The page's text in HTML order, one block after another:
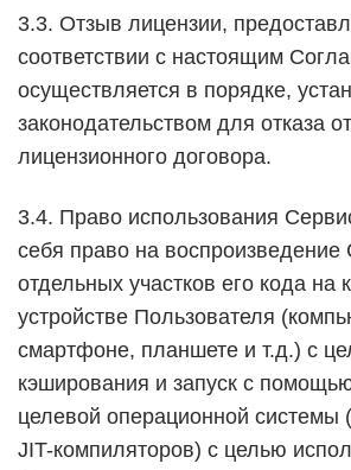
3.3. Отзыв лицензии,
соответствии с настоящим
осуществляется в порядке,
законодательством для отказа
лицензионного договора.
3.4. Право использования
себя право на воспроизведение
отдельных участков его кода на
устройстве Пользователя
смартфоне, планшете и т.д.) с
кэширования и запуск с
целевой операционной системы
JIT-компиляторов) с целью